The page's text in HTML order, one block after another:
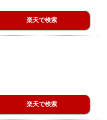
楽天で検索
楽天で検索